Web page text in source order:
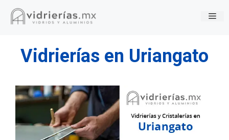
Saltar
Vidrierías en Uriangato